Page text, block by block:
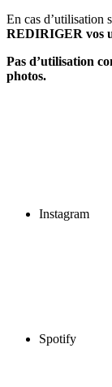
En cas d’utilisation
REDIRIGER vos
Pas d’utilisation
photos.
Instagram
Spotify